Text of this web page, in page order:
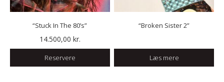
“Stuck In The 80’s”
14.500,00 kr.
Reservere
“Broken Sister 2”
Læs mere